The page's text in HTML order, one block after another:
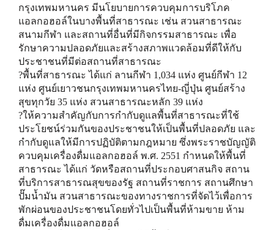
กรุงเทพมหานคร มีนโยบายการควบคุมการบริโภค
แอลกอฮอล์ในบางพื้นที่สาธารณะ เช่น สวนสาธารณะ
สนามกีฬา และสถานที่อื่นที่มีกิจกรรมสาธารณะ เพื่อ
รักษาความปลอดภัยและสร้างสภาพแวดล้อมที่ดีให้กับ
ประชาชนที่มีต่อสถานที่สาธารณะ
?พื้นที่สาธารณะ ได้แก่ ลานกีฬา 1,034 แห่ง ศูนย์กีฬา 12
แห่ง ศูนย์เยาวชนกรุงเทพมหานครไทย-ญี่ปุ่น ศูนย์สร้าง
สุขทุกวัย 35 แห่ง สวนสาธารณะหลัก 39 แห่ง
?ให้ความสำคัญกับการกำกับดูแลพื้นที่สาธารณะที่ใช้
ประโยชน์ร่วมกันของประชาชนให้เป็นพื้นที่ปลอดภัย และ
กำกับดูแลให้มีการปฏิบัติตามกฎหมาย ซึ่งพระราชบัญญัติ
ควบคุมเครื่องดื่มแอลกอฮอล์ พ.ศ. 2551 กำหนดให้พื้นที่
สาธารณะ ได้แก่ วัดหรือสถานที่ประกอบศาสนกิจ สถาน
ที่บริการสาธารณสุขของรัฐ สถานที่ราชการ สถานศึกษา
ปั๊มน้ำมัน สวนสาธารณะของทางราชการที่จัดไว้เพื่อการ
พักผ่อนของประชาชนโดยทั่วไปเป็นพื้นที่ห้ามขาย ห้าม
ดื่มเครื่องดื่มแอลกอฮอล์